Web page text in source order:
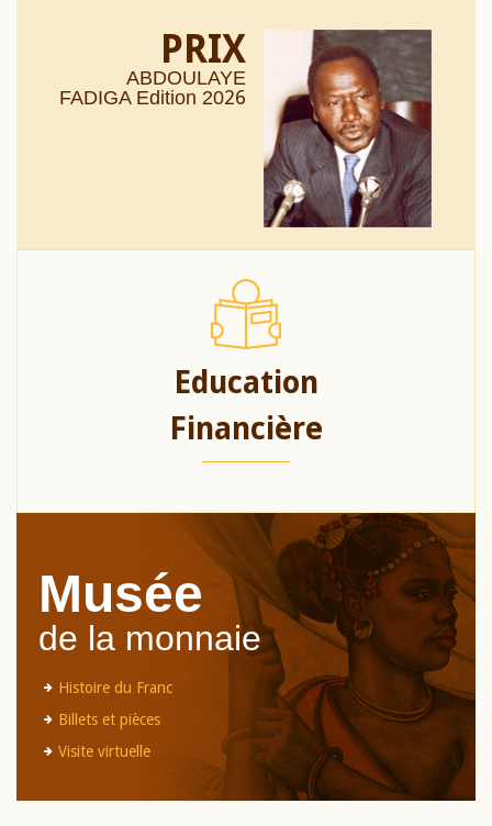
PRIX
ABDOULAYE
FADIGA Edition 2026
Education
Financière
Musée
de la monnaie
Histoire du Franc
Billets et pièces
Visite virtuelle